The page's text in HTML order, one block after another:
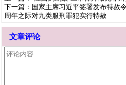
下一篇： 国家主席习近平签署发布特赦
周年之际对九类服刑罪犯实行特赦
文章评论